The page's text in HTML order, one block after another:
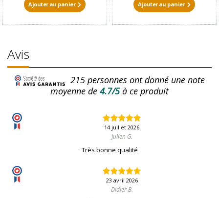
Ajouter au panier Ajouter au panier
Avis
215personnes ont donné une note
moyenne de 4.7/5à ce produit
14 juillet 2026
Julien G.
Très bonne qualité
23 avril 2026
Didier B.